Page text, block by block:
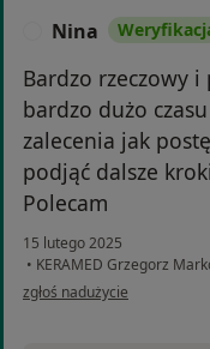
Nina
Bardzo rzeczowy i
bardzo dużo
zalecenia jak
podjąć dalsze
Polecam
15 lutego 2025
• KERAMED Grzegorz
w opinii użytkownika Nina
zgłoś nadużycie